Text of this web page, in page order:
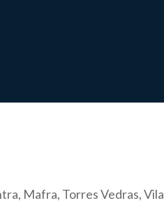
Mafra, Torres Vedras, Vila